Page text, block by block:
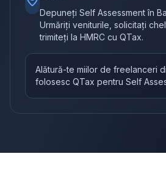
Depuneți Self Assessment în
Urmăriți veniturile, solicitați
trimiteți la HMRC cu QTax.
Alătură-te miilor de freelanceri
folosesc QTax pentru Self